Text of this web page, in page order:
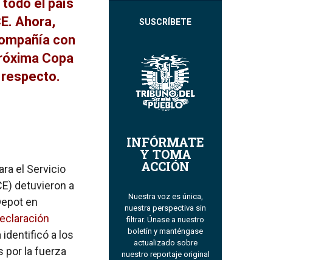
todo el país
Ahora,
con
Copa
el Servicio
detuvieron a
en
identificó a los
por la fuerza
SUSCRÍBETE
INFÓRMATE
Y TOMA
ACCIÓN
Nuestra voz es única,
nuestra perspectiva sin
filtrar. Únase a nuestro
boletín y manténgase
actualizado sobre
nuestro reportaje original